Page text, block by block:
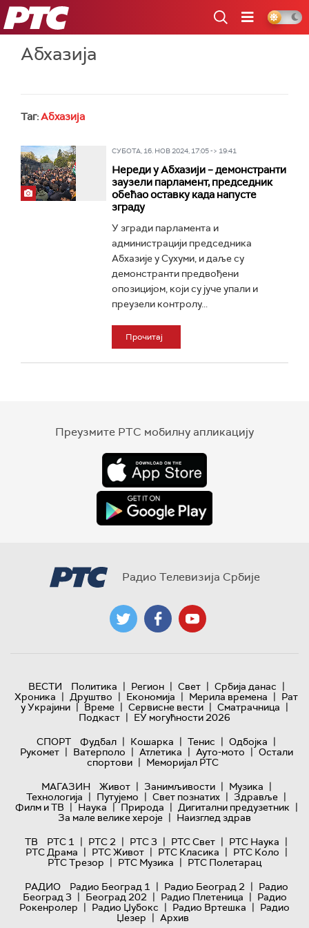
РТС
Абхазија
Таг:Абхазија
СУБОТА, 16. НОВ 2024, 17:05 -> 19:41
Нереди у Абхазији – демонстранти
заузели парламент, председник
обећао оставку када напусте
зграду
У згради парламента и
администрацији председника
Абхазије у Сухуми, и даље су
демонстранти предвођени
опозицијом, који су јуче упали и
преузели контролу...
Прочитај
Преузмите РТС мобилну апликацију
Радио Телевизија Србије
ВЕСТИ Политика | Регион | Свет | Србија данас |
Хроника | Друштво | Економија | Мерила времена | Рат
у Украјини | Време | Сервисне вести | Сматрачница |
Подкаст | ЕУ могућности 2026
СПОРТ
Фудбал | Кошарка | Тенис | Одбојка |
Рукомет | Ватерполо | Атлетика | Ауто-мото | Остали
спортови | Меморијал РТС
МАГАЗИН
Живот | Занимљивости | Музика |
Технологијa | Путујемо | Свет познатих | Здравље |
Филм и ТВ | Наука | Природа | Дигитални предузетник |
За мале велике хероје | Наизглед здрав
ТВ
РТС 1 | РТС 2 | РТС 3 | РТС Свет | РТС Наука |
РТС Драма | РТС Живот | РТС Класика | РТС Коло |
РТС Трезор | РТС Музика | РТС Полетарац
РАДИО
Радио Београд 1 | Радио Београд 2 | Радио
Београд 3 | Београд 202 | Радио Плетеница | Радио
Рокенролер | Радио Џубокс | Радио Вртешка | Радио
Џезер | Архив